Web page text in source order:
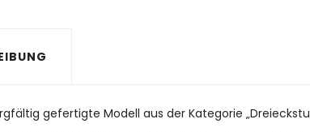
gefertigte Modell aus der Kategorie